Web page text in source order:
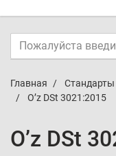
Главная Стандарты
O’z DSt 3021:2015
O’z DSt